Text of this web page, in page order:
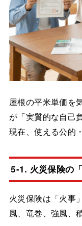
屋根の平米単価を
が「実質的な自己
現在、使える公的
5-1. 火災保険の
火災保険は「火事
風、竜巻、強風、